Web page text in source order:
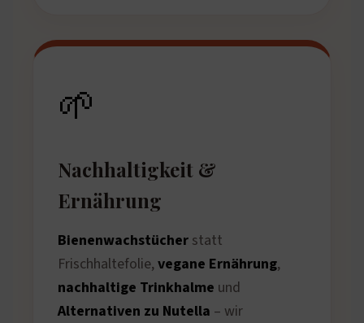
🌱
Nachhaltigkeit &
Ernährung
Bienenwachstücher statt
Frischhaltefolie,vegane Ernährung,
nachhaltige Trinkhalme und
Alternativen zu Nutella – wir